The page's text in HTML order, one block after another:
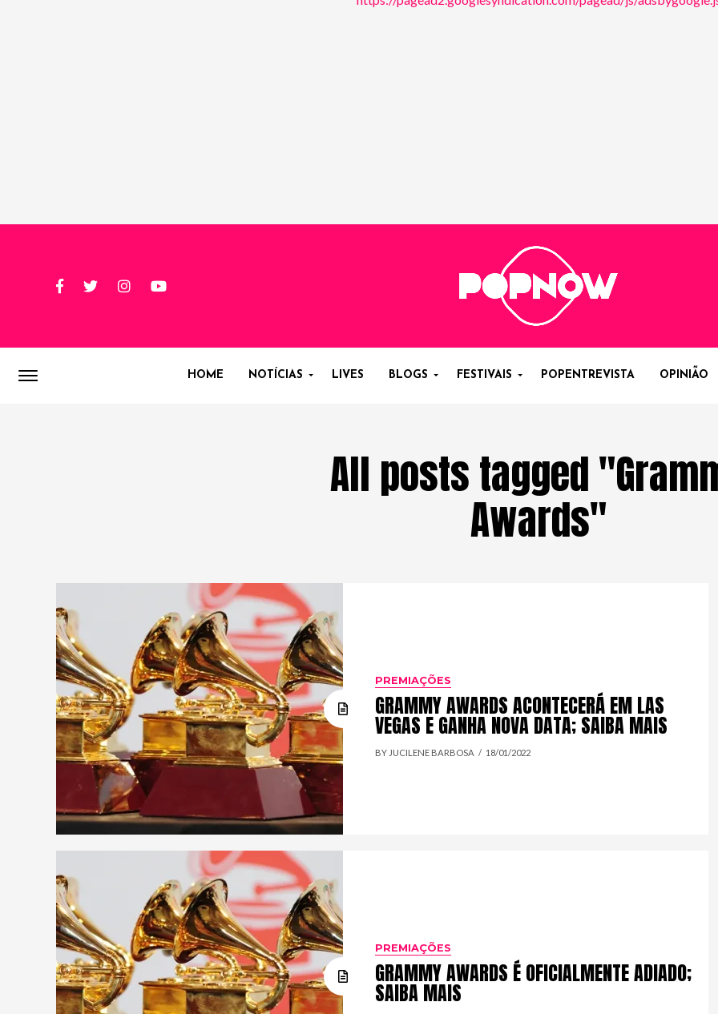
HOME NOTÍCIAS LIVES BLOGS FESTIVAIS POPENTREVISTA OPINIÃO
All posts tagged
Awards"
PREMIAÇÕES
GRAMMY AWARDS ACONTECERÁ EM LAS
VEGAS E GANHA NOVA DATA; SAIBA MAIS
BY JUCILENE BARBOSA 18/01/2022
PREMIAÇÕES
GRAMMY AWARDS É OFICIALMENTE ADIADO;
SAIBA MAIS